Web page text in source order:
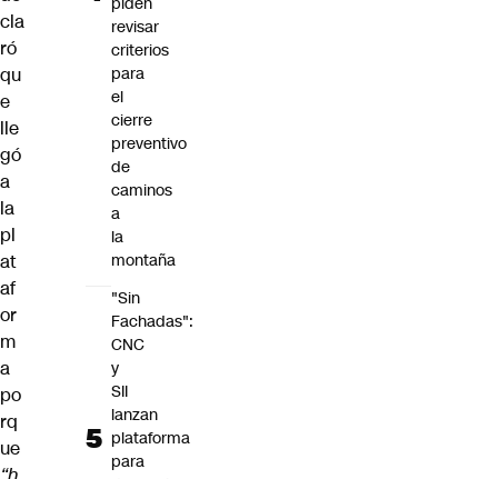
cla
ró
qu
e
lle
gó
a
la
pl
at
af
or
m
a
po
rq
ue
revisar
criterios
para
el
cierre
preventivo
de
caminos
a
la
montaña
"Sin
Fachadas":
CNC
y
SII
lanzan
plataforma
para